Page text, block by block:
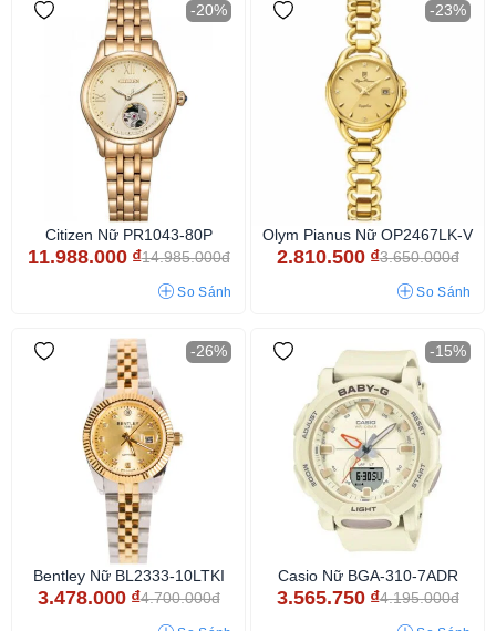
-20%
Citizen Nữ PR1043-80P
11.988.000 ₫14.985.000đ
So Sánh
-23%
Olym Pianus Nữ OP2467LK-V
2.810.500 ₫3.650.000đ
So Sánh
-26%
Bentley Nữ BL2333-10LTKI
3.478.000 ₫4.700.000đ
-15%
Casio Nữ BGA-310-7ADR
3.565.750 ₫4.195.000đ